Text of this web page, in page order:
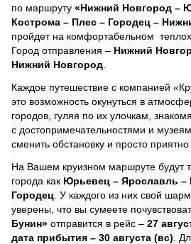
по маршруту «Нижний Новгород –
Кострома – Плес – Городец –
пройдет на комфортабельном
Город отправления – Нижний
Нижний Новгород
Каждое путешествие с компанией
это возможность окунуться в
городов, гуляя по их улочкам,
с достопримечательностями и
сменить обстановку и просто
На Вашем круизном маршруте будут
города как Юрьевец – Ярославль –
Городец . У каждого из них свой
уверены, что вы сумеете
Бунин» отправится в рейс – 27
дата прибытия – 30 августа (вс) .